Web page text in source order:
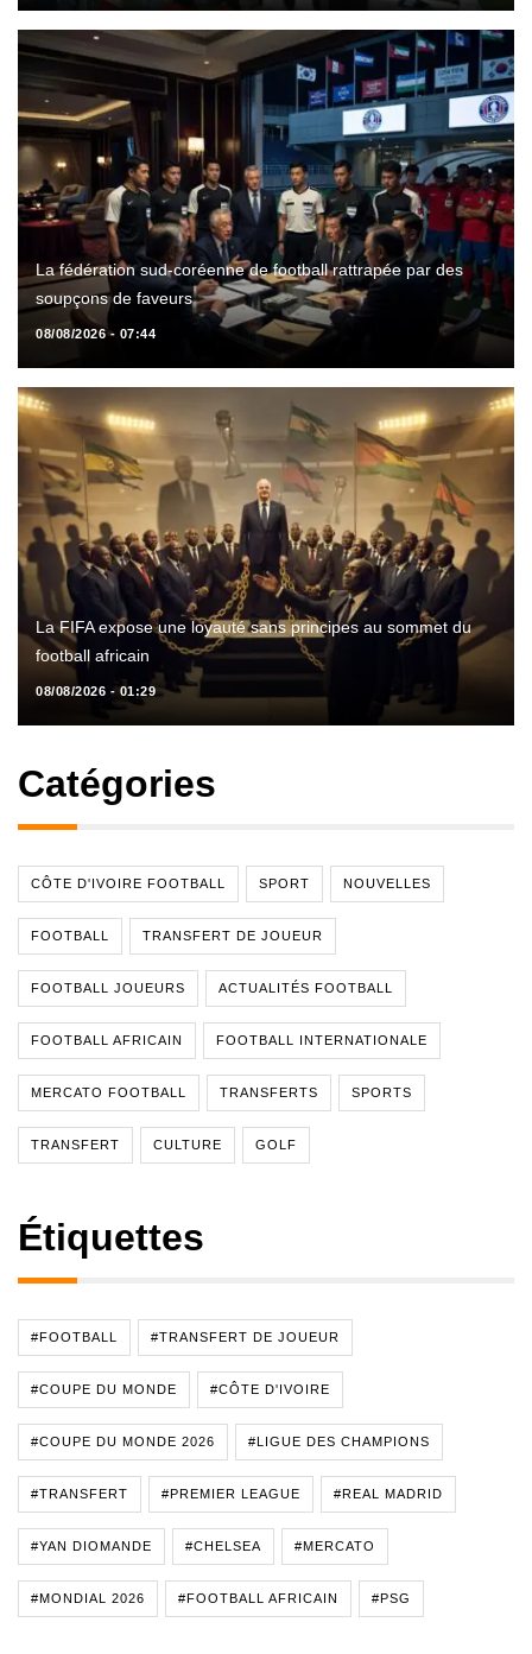
La fédération sud-coréenne de football rattrapée par des
soupçons de faveurs
08/08/2026 - 07:44
La FIFA expose une loyauté sans principes au sommet du
football africain
08/08/2026 - 01:29
Catégories
CÔTE D'IVOIRE FOOTBALL SPORT NOUVELLES
FOOTBALL TRANSFERT DE JOUEUR
FOOTBALL JOUEURS ACTUALITÉS FOOTBALL
FOOTBALL AFRICAIN FOOTBALL INTERNATIONALE
MERCATO FOOTBALL TRANSFERTS SPORTS
TRANSFERT CULTURE GOLF
Étiquettes
#FOOTBALL #TRANSFERT DE JOUEUR
#COUPE DU MONDE #CÔTE D'IVOIRE
#COUPE DU MONDE 2026 #LIGUE DES CHAMPIONS
#TRANSFERT #PREMIER LEAGUE #REAL MADRID
#YAN DIOMANDE #CHELSEA #MERCATO
#MONDIAL 2026 #FOOTBALL AFRICAIN #PSG